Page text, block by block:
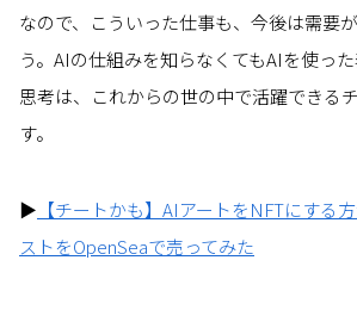
なので、こういった仕事も、今後は需要
う。AIの仕組みを知らなくてもAIを使っ
思考は、これからの世の中で活躍できる
す。
▶ 【チートかも】AIアートをNFTにする
ストをOpenSeaで売ってみた